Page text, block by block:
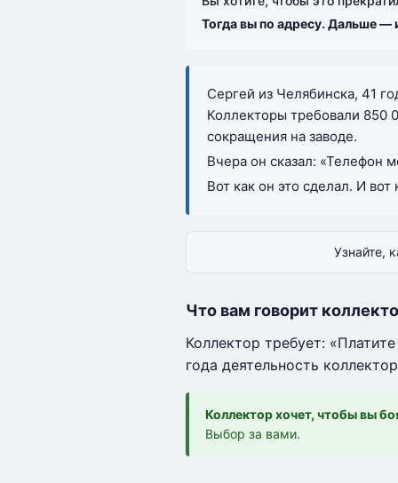
Тогда вы по адресу. Дальше —
Сергей из Челябинска, 41
Коллекторы требовали 850
сокращения на заводе.
Вчера он сказал: «Телефон
Вот как он это сделал. И
Узнайте,
Что вам говорит
Коллектор требует:
года деятельность
Коллектор хочет, чтобы вы
Выбор за вами.